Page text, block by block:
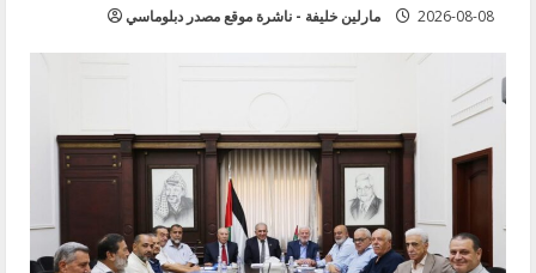
مارلين خليفة - ناشرة موقع مصدر دبلوماسي 2026-08-08